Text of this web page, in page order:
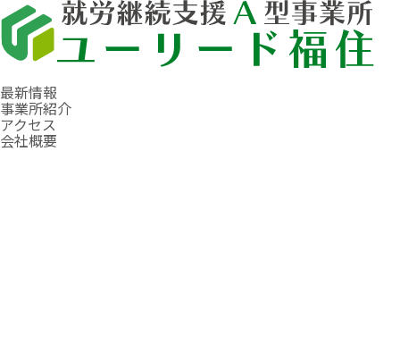
最新情報
事業所紹介
アクセス
会社概要